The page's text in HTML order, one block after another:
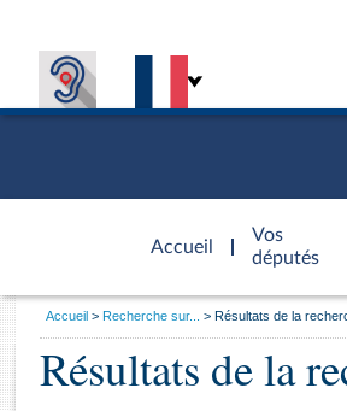
Accueil
d'accueil
Vos
députés
Général
Vous
Accueil Recherche sur... Résultats de la
Résultats de la